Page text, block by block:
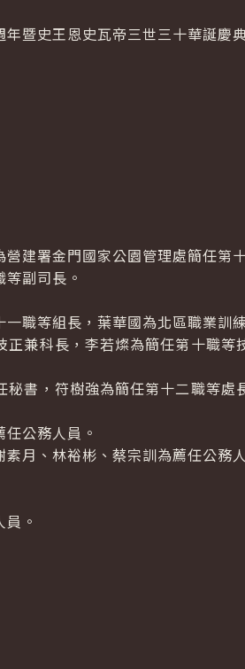
暨史王恩史瓦帝三世三十華誕慶
建署金門國家公園管理處簡任第
副司長。
職等組長，葉華國為北區職業訓
兼科長，李若燦為簡任第十職等
書，符樹強為簡任第十二職等處
公務人員。
月、林裕彬、蔡宗訓為薦任公務
。